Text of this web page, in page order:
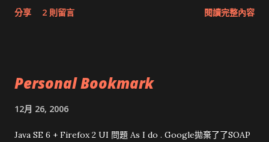
分享 2 則留言 閱讀完整內容
Personal Bookmark
12月 26, 2006
Java SE 6 + Firefox 2 UI 問題 As I do . Google拋棄了了SOAP